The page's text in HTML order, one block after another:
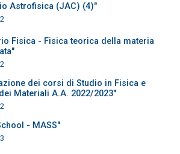
Astrofisica (JAC) (4)"
Fisica - Fisica teorica della materia
dei corsi di Studio in Fisica e
Materiali A.A. 2022/2023"
- MASS"